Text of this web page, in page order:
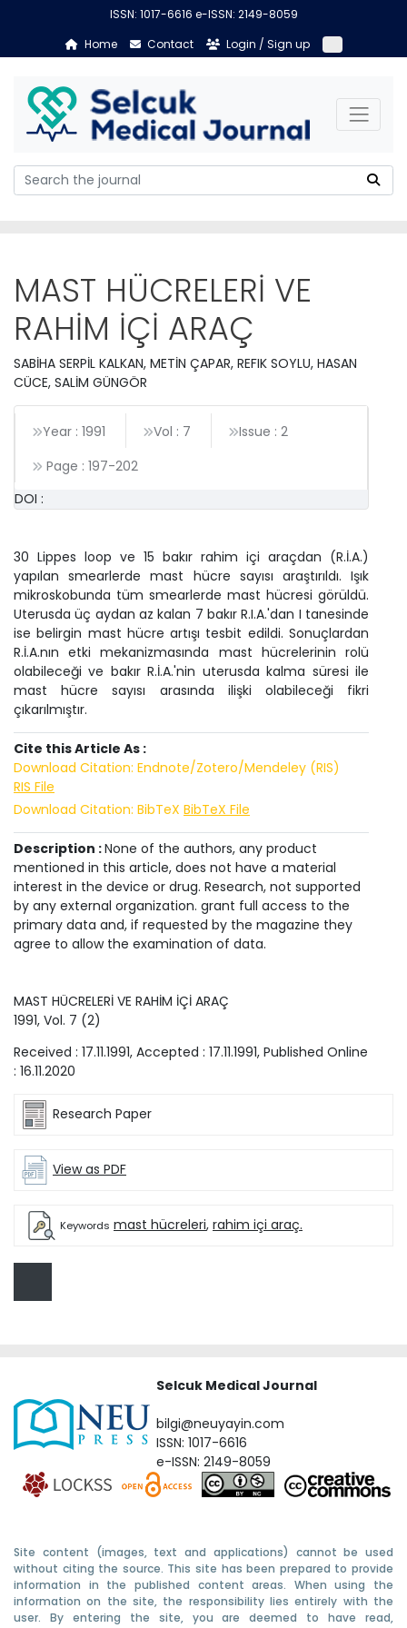
ISSN: 1017-6616 e-ISSN: 2149-8059
Home
Contact Login / Sign up
MAST HÜCRELERİ VE
RAHİM İÇİ ARAÇ
SABİHA SERPİL KALKAN, METİN ÇAPAR, REFIK SOYLU, HASAN
CÜCE, SALİM GÜNGÖR
Year : 1991 Vol : 7
Issue : 2
Page : 197-202
DOI :
30 Lippes loop ve 15 bakır rahim içi araçdan (R.İ.A.)
yapılan smearlerde mast hücre sayısı araştırıldı. Işık
mikroskobunda tüm smearlerde mast hücresi görüldü.
Uterusda üç aydan az kalan 7 bakır R.I.A.'dan I tanesinde
ise belirgin mast hücre artışı tesbit edildi. Sonuçlardan
R.İ.A.nın etki mekanizmasında mast hücrelerinin rolü
olabileceği ve bakır R.İ.A.'nin uterusda kalma süresi ile
mast hücre sayısı arasında ilişki olabileceği fikri
çıkarılmıştır.
Cite this Article As :
Download Citation: Endnote/Zotero/Mendeley (RIS)
RIS File
Download Citation: BibTeX BibTeX File
Description :None of the authors, any product
mentioned in this article, does not have a material
interest in the device or drug. Research, not supported
by any external organization. grant full access to the
primary data and, if requested by the magazine they
agree to allow the examination of data.
MAST HÜCRELERİ VE RAHİM İÇİ ARAÇ
1991, Vol. 7 (2)
Received : 17.11.1991, Accepted : 17.11.1991, Published Online
: 16.11.2020
Research Paper
View as PDF
Keywords mast hücreleri, rahim içi araç.
Selcuk Medical Journal
bilgi@neuyayin.com
ISSN: 1017-6616
e-ISSN: 2149-8059
Site content (images, text and applications) cannot be used
without citing the source. This site has been prepared to provide
information in the published content areas. When using the
information on the site, the responsibility lies entirely with the
user. By entering the site, you are deemed to have read,